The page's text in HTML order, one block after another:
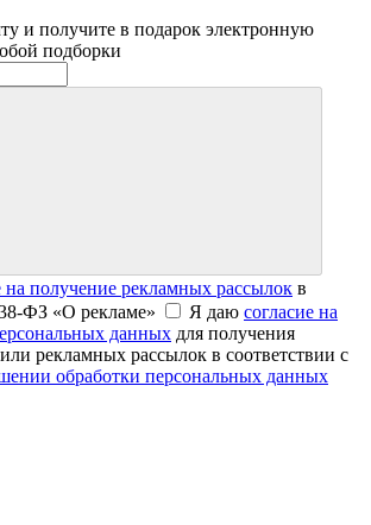
и получите в подарок электронную
подборки
на получение рекламных рассылок в
ФЗ «О рекламе»
Я даю согласие на
данных для получения
рекламных рассылок в соответствии с
обработки персональных данных